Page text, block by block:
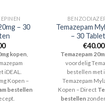
– 30
kopen
iDEAL.
Kopen –
bestellen
Temazepam
– 30
€40.00
Temazepam
voordelig
bestellen met
Temazepam
Kopen – Direct
bestellen